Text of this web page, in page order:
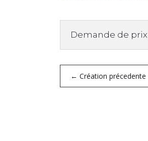
Demande de prix
← Création précedente